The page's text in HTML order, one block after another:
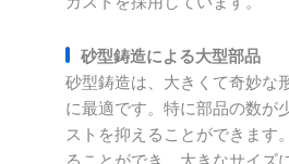
砂型鋳造による大型部品
砂型鋳造は、大きくて奇妙な
に最適です。特に部品の数が
ストを抑えることができます